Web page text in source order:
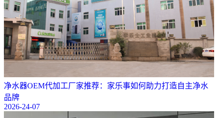
净水器OEM代加工厂家推荐：家乐事如何助力打造自主净水
品牌
2026-24-07